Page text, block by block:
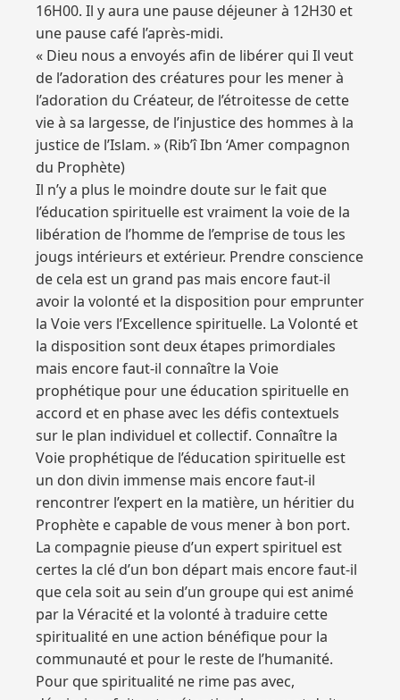
16H00. Il y aura une pause déjeuner à 12H30 et
une pause café l’après-midi.
« Dieu nous a envoyés afin de libérer qui Il veut
de l’adoration des créatures pour les mener à
l’adoration du Créateur, de l’étroitesse de cette
vie à sa largesse, de l’injustice des hommes à la
justice de l’Islam. » (Rib’î Ibn ‘Amer compagnon
du Prophète)
Il n’y a plus le moindre doute sur le fait que
l’éducation spirituelle est vraiment la voie de la
libération de l’homme de l’emprise de tous les
jougs intérieurs et extérieur. Prendre conscience
de cela est un grand pas mais encore faut-il
avoir la volonté et la disposition pour emprunter
la Voie vers l’Excellence spirituelle. La Volonté et
la disposition sont deux étapes primordiales
mais encore faut-il connaître la Voie
prophétique pour une éducation spirituelle en
accord et en phase avec les défis contextuels
sur le plan individuel et collectif. Connaître la
Voie prophétique de l’éducation spirituelle est
un don divin immense mais encore faut-il
rencontrer l’expert en la matière, un héritier du
Prophète e capable de vous mener à bon port.
La compagnie pieuse d’un expert spirituel est
certes la clé d’un bon départ mais encore faut-il
que cela soit au sein d’un groupe qui est animé
par la Véracité et la volonté à traduire cette
spiritualité en une action bénéfique pour la
communauté et pour le reste de l’humanité.
Pour que spiritualité ne rime pas avec,